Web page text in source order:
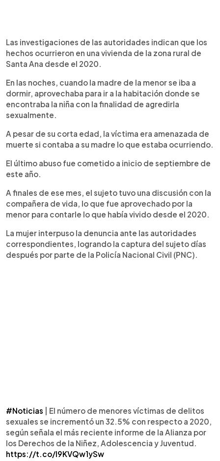
Las investigaciones de las autoridades indican que los
hechos ocurrieron en una vivienda de la zona rural de
Santa Ana desde el 2020.
En las noches, cuando la madre de la menor se iba a
dormir, aprovechaba para ir a la habitación donde se
encontraba la niña con la finalidad de agredirla
sexualmente.
A pesar de su corta edad, la víctima era amenazada de
muerte si contaba a su madre lo que estaba ocurriendo.
El último abuso fue cometido a inicio de septiembre de
este año.
A finales de ese mes, el sujeto tuvo una discusión con la
compañera de vida, lo que fue aprovechado por la
menor para contarle lo que había vivido desde el 2020.
La mujer interpuso la denuncia ante las autoridades
correspondientes, logrando la captura del sujeto días
después por parte de la Policía Nacional Civil (PNC).
#Noticias | El número de menores víctimas de delitos
sexuales se incrementó un 32.5% con respecto a 2020,
según señala el más reciente informe de la Alianza por
los Derechos de la Niñez, Adolescencia y Juventud.
https://t.co/I9KVQw1ySw